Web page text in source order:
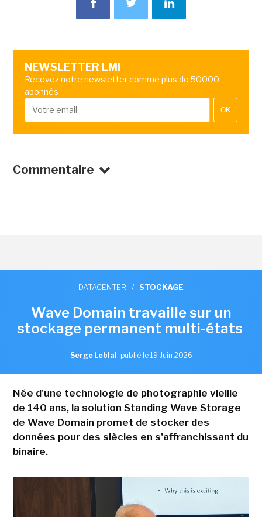
NEWSLETTER LMI
Recevez notre newsletter comme plus de 50000
abonnés
OK
Commentaire
DATACENTER / STOCKAGE
Wave Domain travaille sur un
stockage permanent multi-états
Serge Leblal , publié le 19 Juin 2026
Née d'une technologie de photographie vieille
de 140 ans, la solution Standing Wave Storage
de Wave Domain promet de stocker des
données pour des siècles en s'affranchissant du
binaire.